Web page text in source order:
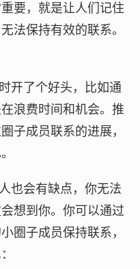
要，就是让人们记住
法保持有效的联系。
开了个好头，比如通
浪费时间和机会。推
子成员联系的进展，
也会有缺点，你无法
想到你。你可以通过
圈子成员保持联系，